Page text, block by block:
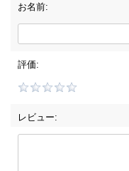
お名前:
評価:
レビュー: